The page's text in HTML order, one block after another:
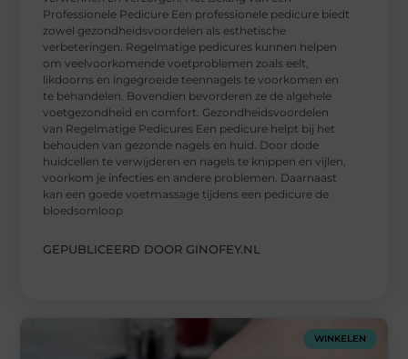
Professionele Pedicure Een professionele pedicure biedt
zowel gezondheidsvoordelen als esthetische
verbeteringen. Regelmatige pedicures kunnen helpen
om veelvoorkomende voetproblemen zoals eelt,
likdoorns en ingegroeide teennagels te voorkomen en
te behandelen. Bovendien bevorderen ze de algehele
voetgezondheid en comfort. Gezondheidsvoordelen
van Regelmatige Pedicures Een pedicure helpt bij het
behouden van gezonde nagels en huid. Door dode
huidcellen te verwijderen en nagels te knippen en vijlen,
voorkom je infecties en andere problemen. Daarnaast
kan een goede voetmassage tijdens een pedicure de
bloedsomloop
GEPUBLICEERD DOOR GINOFEY.NL
WINKELEN